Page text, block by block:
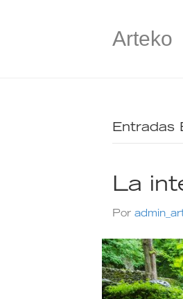
Arteko
Entradas
La
Por